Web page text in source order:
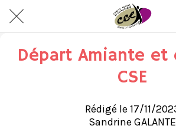
Départ Amiante et
CSE
Rédigé le 17/11/
Sandrine GALANTE